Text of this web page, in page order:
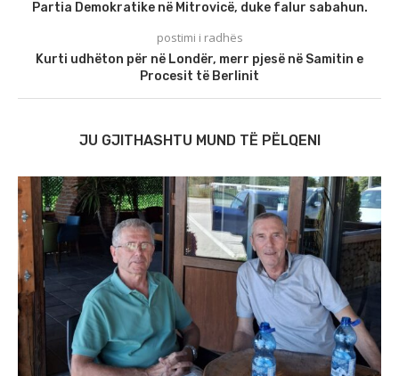
Partia Demokratike në Mitrovicë, duke falur sabahun.
postimi i radhës
Kurti udhëton për në Londër, merr pjesë në Samitin e
Procesit të Berlinit
JU GJITHASHTU MUND TË PËLQENI